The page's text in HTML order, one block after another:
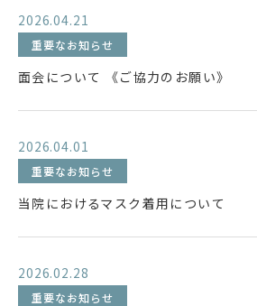
2026.04.21
重要なお知らせ
面会について 《ご協力のお願い》
2026.04.01
重要なお知らせ
当院におけるマスク着用について
2026.02.28
重要なお知らせ